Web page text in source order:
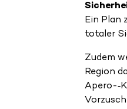
Ein Plan
totaler
Zudem
Region
Apero-­